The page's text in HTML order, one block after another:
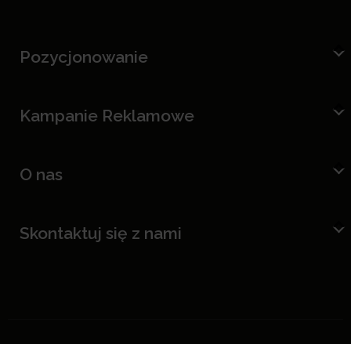
Pozycjonowanie
Kampanie Reklamowe
O nas
Skontaktuj się z nami